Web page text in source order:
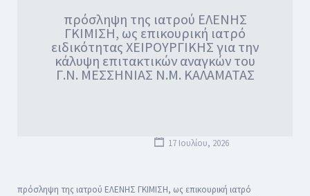
πρόσληψη της ιατρού ΕΛΕΝΗΣ
ΓΚΙΜΙΣΗ, ως επικουρική ιατρό
ειδικότητας ΧΕΙΡΟΥΡΓΙΚΗΣ για την
κάλυψη επιτακτικών αναγκών του
Γ.Ν. ΜΕΣΣΗΝΙΑΣ Ν.Μ. ΚΑΛΑΜΑΤΑΣ
17 Ιουλίου, 2026
πρόσληψη της ιατρού ΕΛΕΝΗΣ ΓΚΙΜΙΣΗ, ως επικουρική ιατρό